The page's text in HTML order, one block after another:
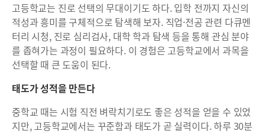
고등학교는 진로 선택의 무대이기도 하다. 입학 전까지 자신의
적성과 흥미를 구체적으로 탐색해 보자. 직업·전공 관련 다큐멘
터리 시청, 진로 심리검사, 대학 학과 탐색 등을 통해 관심 분야
를 좁혀가는 과정이 필요하다. 이 경험은 고등학교에서 과목을
선택할 때 큰 도움이 된다.
태도가 성적을 만든다
중학교 때는 시험 직전 벼락치기로도 좋은 성적을 얻을 수 있었
지만, 고등학교에서는 꾸준함과 태도가 곧 실력이다. 하루 30분